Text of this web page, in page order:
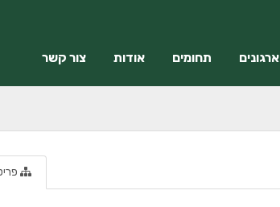
ארגונים תחומים אודות צור קשר